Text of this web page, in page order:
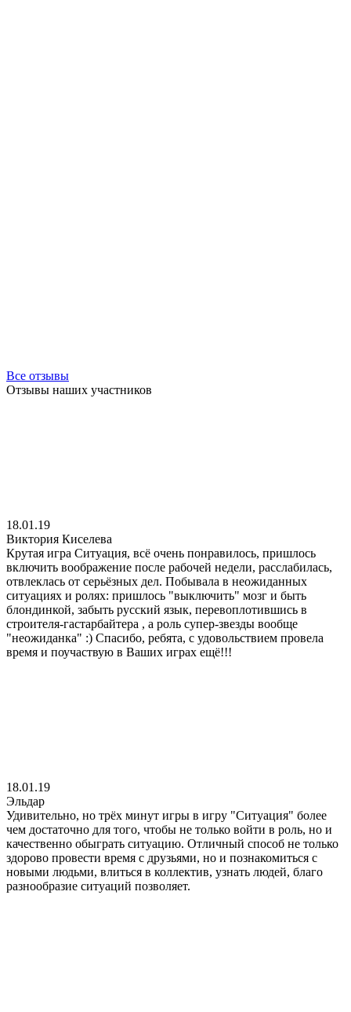
Все отзывы
Отзывы наших участников
18.01.19
Виктория Киселева
Крутая игра Ситуация, всё очень понравилось, пришлось
включить воображение после рабочей недели, расслабилась,
отвлеклась от серьёзных дел. Побывала в неожиданных
ситуациях и ролях: пришлось "выключить" мозг и быть
блондинкой, забыть русский язык, перевоплотившись в
строителя-гастарбайтера , а роль супер-звезды вообще
"неожиданка" :) Спасибо, ребята, с удовольствием провела
время и поучаствую в Ваших играх ещё!!!
18.01.19
Эльдар
Удивительно, но трёх минут игры в игру "Ситуация" более
чем достаточно для того, чтобы не только войти в роль, но и
качественно обыграть ситуацию. Отличный способ не только
здорово провести время с друзьями, но и познакомиться с
новыми людьми, влиться в коллектив, узнать людей, благо
разнообразие ситуаций позволяет.